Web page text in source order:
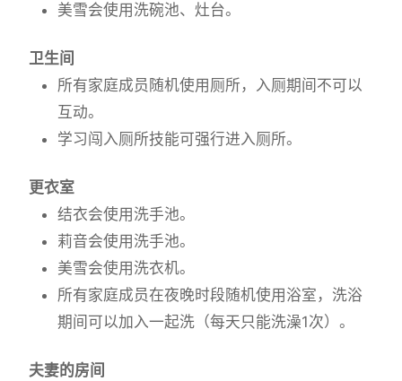
美雪会使用洗碗池、灶台。
卫生间
所有家庭成员随机使用厕所，入厕期间不可以
互动。
学习闯入厕所技能可强行进入厕所。
更衣室
结衣会使用洗手池。
莉音会使用洗手池。
美雪会使用洗衣机。
所有家庭成员在夜晚时段随机使用浴室，洗浴
期间可以加入一起洗（每天只能洗澡1次）。
夫妻的房间